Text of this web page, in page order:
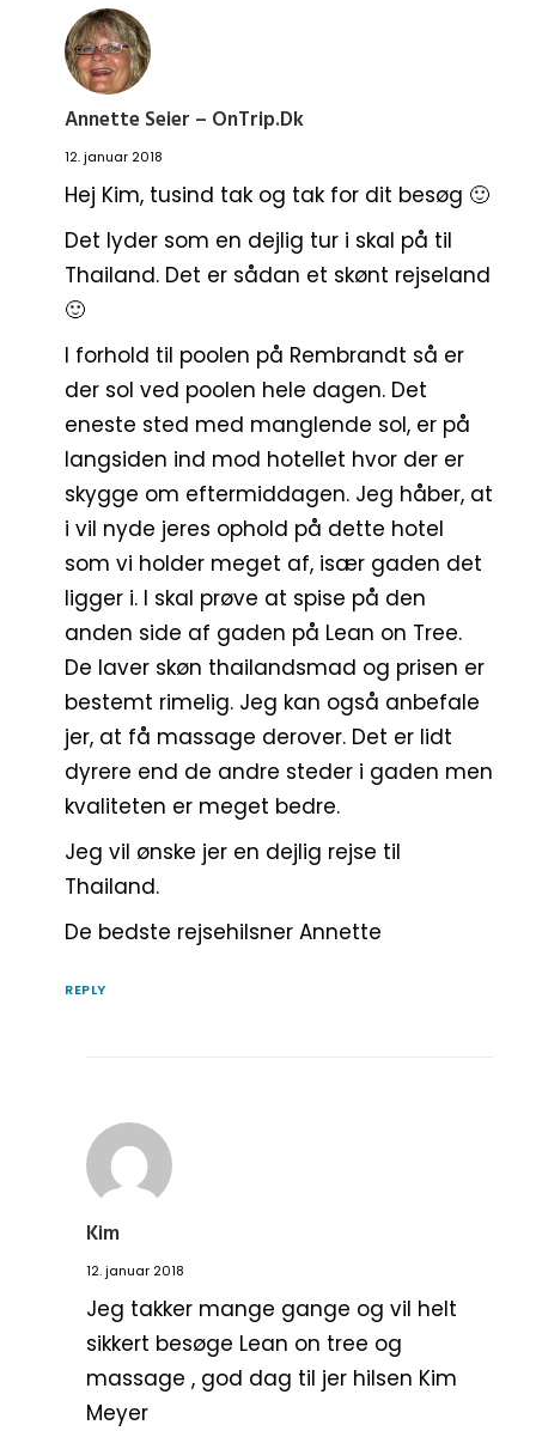
Annette Seier – OnTrip.dk
12. januar 2018
Hej Kim, tusind tak og tak for dit besøg 🙂
Det lyder som en dejlig tur i skal på til
Thailand. Det er sådan et skønt rejseland
🙂
I forhold til poolen på Rembrandt så er
der sol ved poolen hele dagen. Det
eneste sted med manglende sol, er på
langsiden ind mod hotellet hvor der er
skygge om eftermiddagen. Jeg håber, at
i vil nyde jeres ophold på dette hotel
som vi holder meget af, især gaden det
ligger i. I skal prøve at spise på den
anden side af gaden på Lean on Tree.
De laver skøn thailandsmad og prisen er
bestemt rimelig. Jeg kan også anbefale
jer, at få massage derover. Det er lidt
dyrere end de andre steder i gaden men
kvaliteten er meget bedre.
Jeg vil ønske jer en dejlig rejse til
Thailand.
De bedste rejsehilsner Annette
REPLY
Kim
12. januar 2018
Jeg takker mange gange og vil helt
sikkert besøge Lean on tree og
massage , god dag til jer hilsen Kim
Meyer